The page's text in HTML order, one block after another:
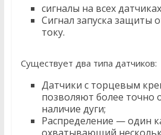
сигналы на всех
Сигнал запуска защиты
току.
Существует два типа датчиков:
Датчики с торцевым
позволяют более точно
наличие дуги;
Распределение — один